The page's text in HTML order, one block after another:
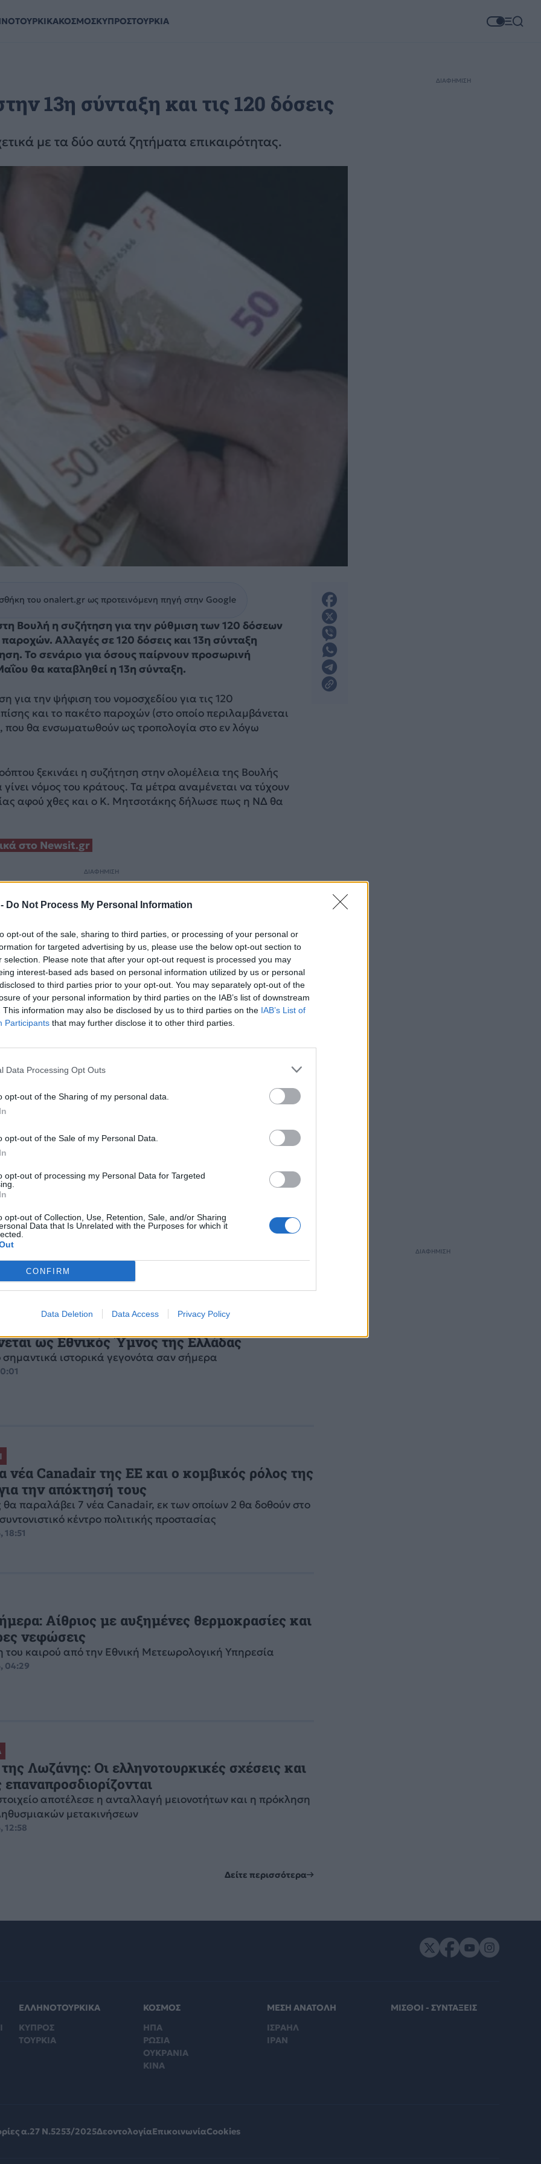
Do Not Process My Personal Information
opt-out of the sale, sharing to third parties, or processing of your personal or
for targeted advertising by us, please use the below opt-out section to
selection. Please note that after your opt-out request is processed you may
interest-based ads based on personal information utilized by us or personal
to third parties prior to your opt-out. You may separately opt-out of the
of your personal information by third parties on the IAB’s list of downstream
This information may also be disclosed by us to third parties on the IAB’s List of
Participants that may further disclose it to other third parties.
Data Processing Opt Outs
opt-out of the Sharing of my personal data.
opt-out of the Sale of my Personal Data.
opt-out of processing my Personal Data for Targeted
opt-out of Collection, Use, Retention, Sale, and/or Sharing
Data that Is Unrelated with the Purposes for which it
CONFIRM
Data Deletion Data Access Privacy Policy
ΚΟΣΜΟΣΚΥΠΡΟΣΤΟΥΡΚΙΑ
13η σύνταξη και τις 120 δόσεις
με τα δύο αυτά ζητήματα επικαιρότητας.
του onalert.gr ως προτεινόμενη πηγή στην Google
Βουλή η συζήτηση για την ρύθμιση των 120 δόσεων
Αλλαγές σε 120 δόσεις και 13η σύνταξη
Το σενάριο για όσους παίρνουν προσωρινή
θα καταβληθεί η 13η σύνταξη.
για την ψήφιση του νομοσχεδίου για τις 120
και το πακέτο παροχών (στο οποίο περιλαμβάνεται
που θα ενσωματωθούν ως τροπολογία στο εν λόγω
ξεκινάει η συζήτηση στην ολομέλεια της Βουλής
γίνει νόμος του κράτους. Τα μέτρα αναμένεται να τύχουν
αφού χθες και ο Κ. Μητσοτάκης δήλωσε πως η ΝΔ θα
στο Newsit.gr
ΔΙΑΦΗΜΙΣΗ
και μάθετε πρώτοι όλες τις ειδήσεις για την άμυνα.
ΔΙΑΦΗΜΙΣΗ
ως Εθνικός Ύμνος της Ελλάδας
σημαντικά ιστορικά γεγονότα σαν σήμερα
νέα Canadair της ΕΕ και ο κομβικός ρόλος της
την απόκτησή τους
παραλάβει 7 νέα Canadair, εκ των οποίων 2 θα δοθούν στο
κέντρο πολιτικής προστασίας
18:51
Αίθριος με αυξημένες θερμοκρασίες και
νεφώσεις
καιρού από την Εθνική Μετεωρολογική Υπηρεσία
04:29
Λωζάνης: Οι ελληνοτουρκικές σχέσεις και
αποτέλεσε η ανταλλαγή μειονοτήτων και η πρόκληση
μετακινήσεων
12:58
Δείτε περισσότερα
ΔΙΑΦΗΜΙΣΗ
ΕΛΛΗΝΟΤΟΥΡΚΙΚΑ
ΚΥΠΡΟΣ
ΤΟΥΡΚΙΑ
ΚΟΣΜΟΣ
ΗΠΑ
ΡΩΣΙΑ
ΟΥΚΡΑΝΙΑ
ΚΙΝΑ
ΜΕΣΗ ΑΝΑΤΟΛΗ
ΙΣΡΑΗΛ
ΙΡΑΝ
ΜΙΣΘΟΙ - ΣΥΝΤΑΞΕΙΣ
α.27 Ν.5253/2025ΔεοντολογίαΕπικοινωνίαCookies